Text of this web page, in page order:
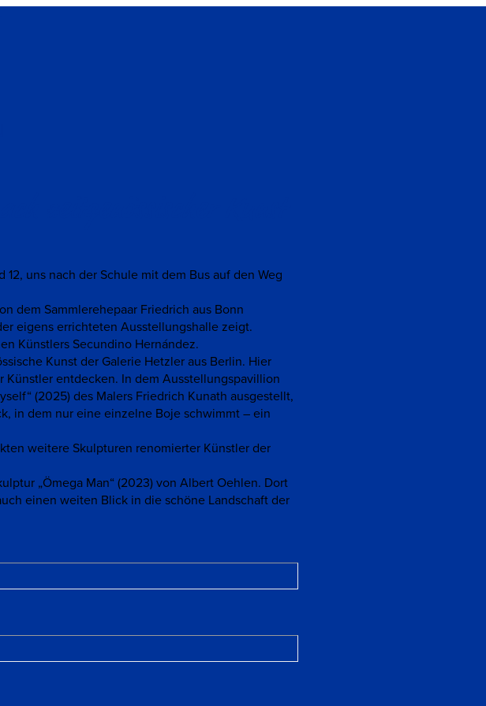
zeitgenössischer Kunst
uns nach der Schule mit dem Bus auf den Weg
dem Sammlerehepaar Friedrich aus Bonn
eigens errichteten Ausstellungshalle zeigt.
Künstlers Secundino Hernández.
Kunst der Galerie Hetzler aus Berlin. Hier
entdecken. In dem Ausstellungspavillion
(2025) des Malers Friedrich Kunath ausgestellt,
in dem nur eine einzelne Boje schwimmt – ein
weitere Skulpturen renomierter Künstler der
„Ömega Man“ (2023) von Albert Oehlen. Dort
einen weiten Blick in die schöne Landschaft der